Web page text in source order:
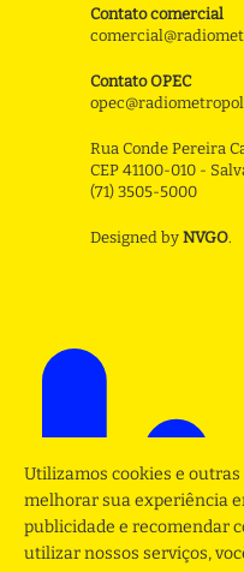
Contato comercial
Contato OPEC
Rua Conde Pereira
CEP 41100-010 -
(71) 3505-5000
Designed by NVGO.
Utilizamos cookies e
melhorar sua experiência
publicidade e recomendar
utilizar nossos serviços,